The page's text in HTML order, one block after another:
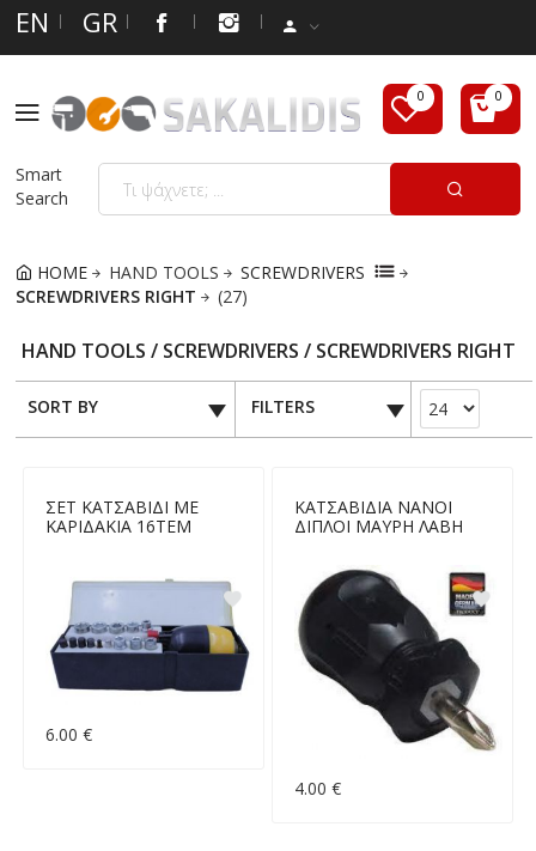
EN GR
Smart
Search
HOME HAND TOOLS
SCREWDRIVERS
SCREWDRIVERS RIGHT
(27)
HAND TOOLS / SCREWDRIVERS / SCREWDRIVERS RIGHT
SORT BY FILTERS
ΣΕΤ ΚΑΤΣΑΒΙΔΙ ΜΕ
ΚΑΡΙΔΑΚΙΑ 16ΤΕΜ
6.00 €
ΚΑΤΣΑΒΙΔΙΑ ΝΑΝΟΙ
ΔΙΠΛΟΙ ΜΑΥΡΗ ΛΑΒΗ
4.00 €